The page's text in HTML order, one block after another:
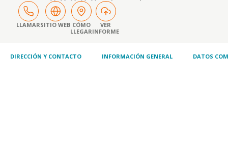
LLAMARSITIO WEB CÓMO
LLEGAR
VER
INFORME
DIRECCIÓN Y CONTACTO INFORMACIÓN GENERAL DATOS